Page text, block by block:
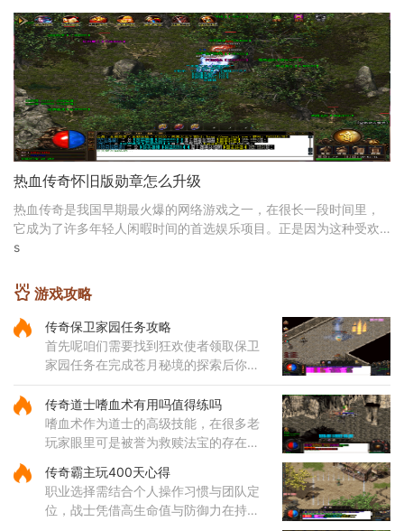
上，这种绑定状态会限制装备的交易和
丢弃功能。装备锁定是游戏设计
热血传奇怀旧版勋章怎么升级
热血传奇是我国早期最火爆的网络游戏之一，在很长一段时间里，
它成为了许多年轻人闲暇时间的首选娱乐项目。正是因为这种受欢
迎程度极高的原因，现在热血传奇已经有了多个版本
s
游戏攻略
传奇保卫家园任务攻略
首先呢咱们需要找到狂欢使者领取保卫
家园任务在完成苍月秘境的探索后你会
再次见到这位使者然后就能进入封魔谷
了在霸者大厅里要清理掉指定数量的怪
物才能继续前进哦这个过程看
传奇道士嗜血术有用吗值得练吗
嗜血术作为道士的高级技能，在很多老
玩家眼里可是被誉为救赎法宝的存在。
吸血效果，能够在攻击敌人的同时为自
身恢复体力，大大提升了道士
传奇霸主玩400天心得
职业选择需结合个人操作习惯与团队定
位，战士凭借高生命值与防御力在持久